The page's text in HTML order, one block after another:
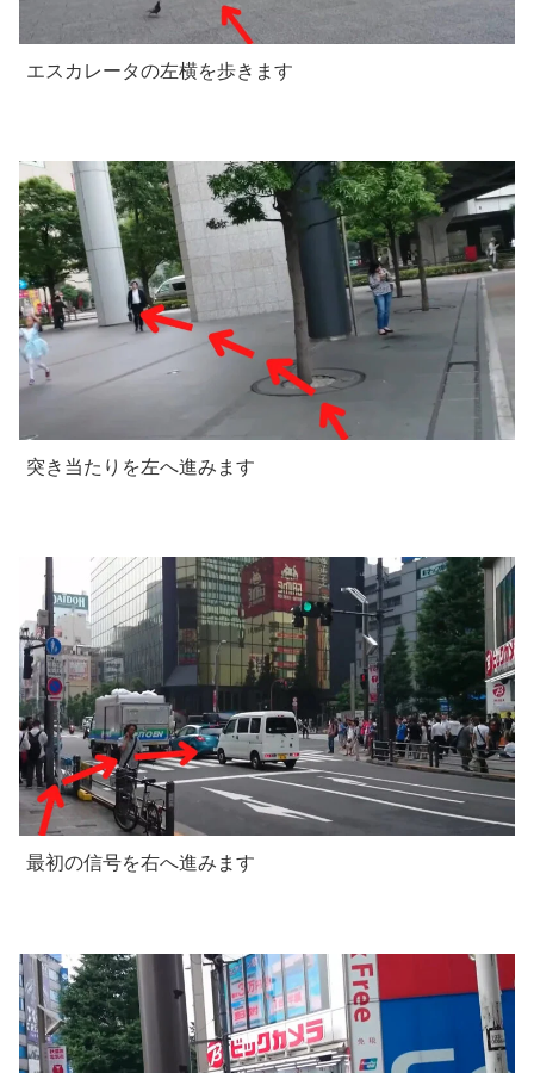
エスカレータの左横を歩きます
突き当たりを左へ進みます
最初の信号を右へ進みます